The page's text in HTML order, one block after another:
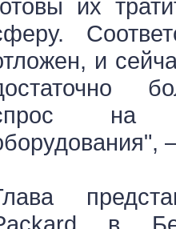
их
и
на
в